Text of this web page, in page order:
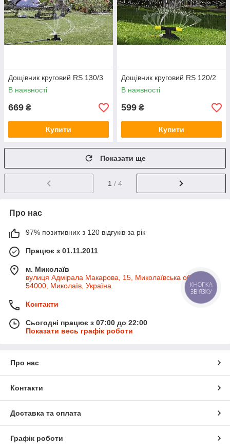
Дощівник круговий RS 130/3
В наявності
669 ₴
Купити
Дощівник круговий RS 120/2
В наявності
599 ₴
Купити
Показати ще
1 / 4
Про нас
97% позитивних з 120 відгуків за рік
Працює з 01.11.2011
м. Миколаїв
вулиця Адмірала Макарова, 15, Миколаївська область,
54000, Миколаїв, Україна
Контакти
Сьогодні працює з 07:00 до 22:00
Показати весь графік роботи
Про нас
Контакти
Доставка та оплата
Графік роботи
КНОПКА
ЗВ'ЯЗКУ